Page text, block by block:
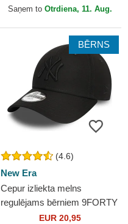
York Yankees MLB no New
Saņem to Otrdiena, 11. Aug.
BĒRNS
(4.6)
New Era
Cepur izliekta melns
regulējams bērniem 9FORTY
League Essential no New
EUR 20,95